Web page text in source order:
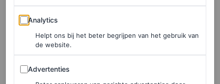
te kampen hebben en waarin je je geen deel van het
probleem voelt, maar van de oplossing.
Grijs is dé trendkleur
Analytics
Analytics
Helpt ons bij het beter begrijpen van het gebruik van
de website.
Advertenties
Advertenties